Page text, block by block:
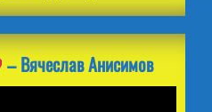
– Вячеслав Анисимов